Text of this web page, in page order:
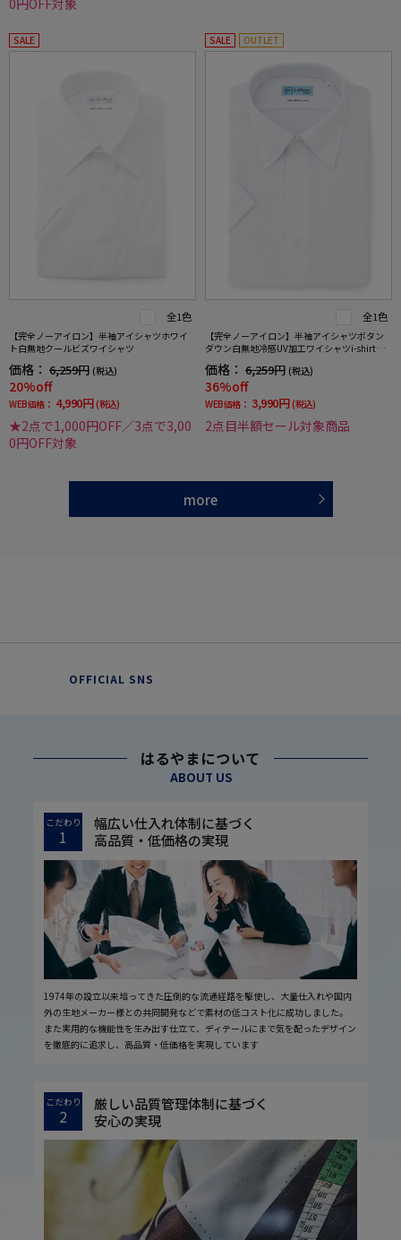
SALE
全1色
【完全ノーアイロン】半袖アイシャツホワイ
ト白無地クールビズワイシャツ
価格： 6,259円 (税込)
20%off
WEB価格： 4,990円 (税込)
★2点で1,000円OFF／3点で3,00
0円OFF対象
SALE OUTLET
全1色
【完全ノーアイロン】半袖アイシャツボタン
ダウン白無地冷感UV加工ワイシャツi-shirt春
価格： 6,259円 (税込)
36%off
WEB価格： 3,990円 (税込)
2点目半額セール対象商品
more
OFFICIAL SNS
はるやまについて
ABOUT US
こだわり
1
幅広い仕入れ体制に基づく
高品質・低価格の実現
1974年の設立以来培ってきた圧倒的な流通経路を駆使し、大量仕入れや国内
外の生地メーカー様との共同開発などで素材の低コスト化に成功しました。
また実用的な機能性を生み出す仕立て、ディテールにまで気を配ったデザイン
を徹底的に追求し、高品質・低価格を実現しています
こだわり
2
厳しい品質管理体制に基づく
安心の実現